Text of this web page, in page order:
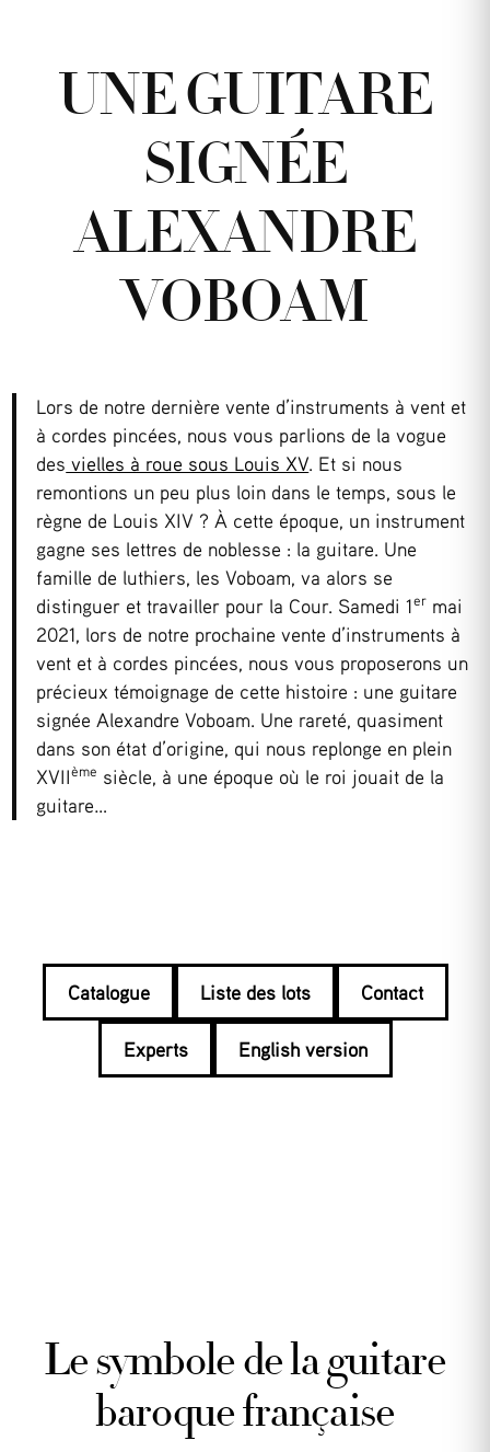
UNE GUITARE
SIGNÉE
ALEXANDRE
VOBOAM
Lors de notre dernière vente d’instruments à vent et
à cordes pincées, nous vous parlions de la vogue
des vielles à roue sous Louis XV. Et si nous
remontions un peu plus loin dans le temps, sous le
règne de Louis XIV ? À cette époque, un instrument
gagne ses lettres de noblesse : la guitare. Une
famille de luthiers, les Voboam, va alors se
distinguer et travailler pour la Cour. Samedi 1er mai
2021, lors de notre prochaine vente d’instruments à
vent et à cordes pincées, nous vous proposerons un
précieux témoignage de cette histoire : une guitare
signée Alexandre Voboam. Une rareté, quasiment
dans son état d’origine, qui nous replonge en plein
XVIIème siècle, à une époque où le roi jouait de la
guitare…
Catalogue Liste des lots Contact
Experts English version
Le symbole de la guitare
baroque française